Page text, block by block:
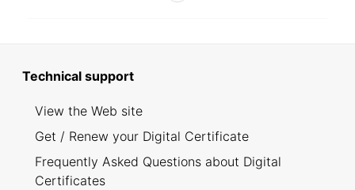
Technical support
View the Web site
Get / Renew your Digital Certificate
Frequently Asked Questions about Digital
Certificates